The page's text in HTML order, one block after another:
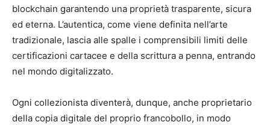
blockchain garantendo una proprietà trasparente, sicura
ed eterna. L’autentica, come viene definita nell’arte
tradizionale, lascia alle spalle i comprensibili limiti delle
certificazioni cartacee e della scrittura a penna, entrando
nel mondo digitalizzato.
Ogni collezionista diventerà, dunque, anche proprietario
della copia digitale del proprio francobollo, in modo